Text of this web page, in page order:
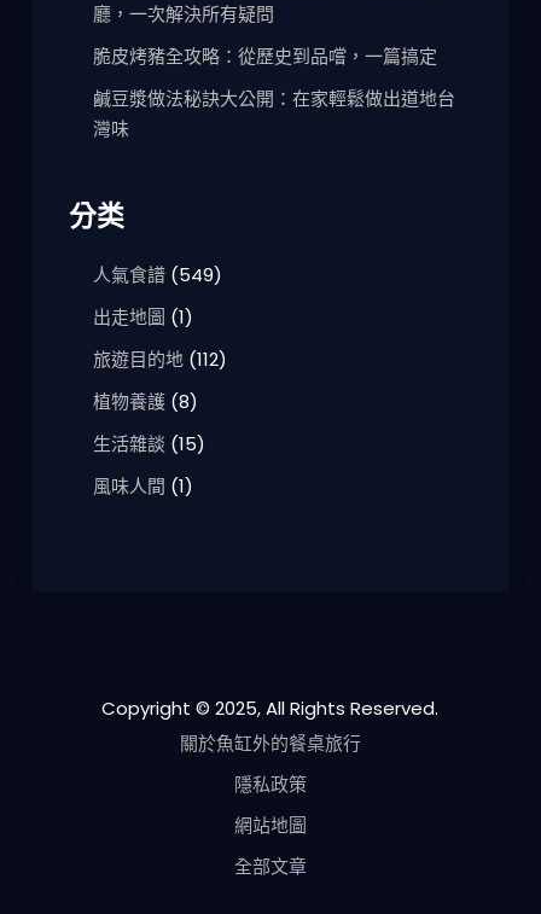
廳，一次解決所有疑問
脆皮烤豬全攻略：從歷史到品嚐，一篇搞定
鹹豆漿做法秘訣大公開：在家輕鬆做出道地台
灣味
分类
人氣食譜(549)
出走地圖 (1)
旅遊目的地(112)
植物養護(8)
生活雜談 (15)
風味人間 (1)
Copyright © 2025, All Rights Reserved.
關於魚缸外的餐桌旅行
隱私政策
網站地圖
全部文章